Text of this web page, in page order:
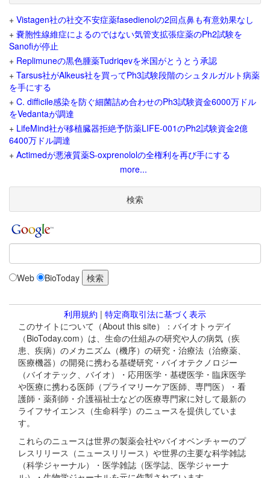
+ Vistagen社の社交不安症薬fasedienolの2回点鼻も有意効果なし
+ 嚢胞性線維症によるのではない気管支拡張症薬のPh2試験を
Sanofiが停止
+ Replimuneの黒色腫薬Tudriqevを米国がとうとう承認
+ Tarsus社がAlkeus社を買ってPh3試験段階のシュタルガルト病薬
を手にする
+ C. difficile感染を防ぐ細菌詰め合わせのPh3試験資金6000万ドル
をVedantaが調達
+ LifeMind社が移植臓器拒絶予防薬LIFE-001のPh2試験資金2億
6400万ドル調達
+ Actimedが悪液質薬S-oxprenololの全権利を再び手にする
more...
検索
Web BioToday
利用規約 | 特定商取引法に基づく表示
このサイトについて（About this site）：バイオトゥデイ
（BioToday.com）は、生命の仕組みの研究や人の病気（疾
患、疾病）のメカニズム（機序）の研究・治療法（治療薬、
医療機器）の開発に携わる基礎研究・バイオテクノロジー
（バイオテック、バイオ）・応用医学・基礎医学・臨床医学
や医療に携わる医師（プライマリーケア医師、専門医）・看
護師・薬剤師・介護福祉士などの医療専門家に対して最新の
ライフサイエンス（生命科学）のニュースを提供していま
す。
これらのニュースは世界の製薬会社やバイオベンチャーのプ
レスリリース（ニュースリリース）や世界の主要な科学雑誌
（科学ジャーナル）・医学雑誌（医学誌、医学ジャーナ